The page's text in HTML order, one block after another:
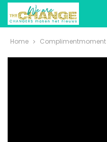
Home Complimentmoment